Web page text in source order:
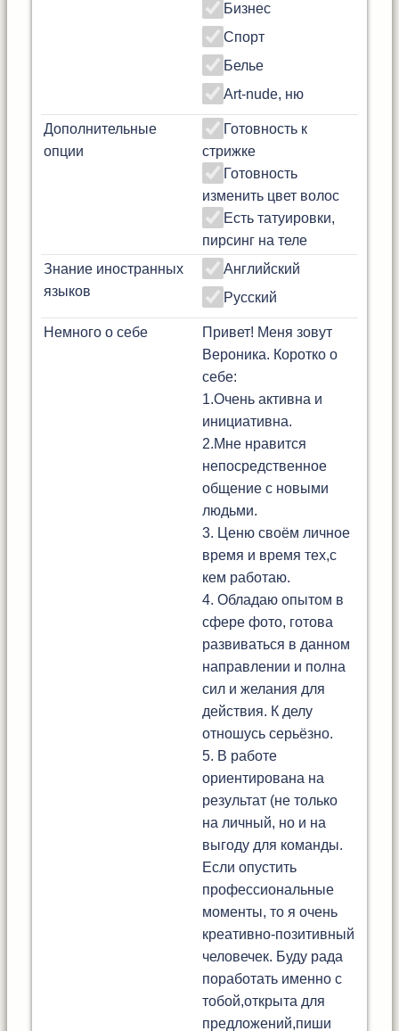
Бизнес
Спорт
Белье
Art-nude, ню
Дополнительные
опции
Готовность к
стрижке
Готовность
изменить цвет волос
Есть татуировки,
пирсинг на теле
Знание иностранных
языков
Английский
Русский
Немного о себе
Привет! Меня зовут
Вероника. Коротко о
себе:
1.Очень активна и
инициативна.
2.Мне нравится
непосредственное
общение с новыми
людьми.
3. Ценю своём личное
время и время тех,с
кем работаю.
4. Обладаю опытом в
сфере фото, готова
развиваться в данном
направлении и полна
сил и желания для
действия. К делу
отношусь серьёзно.
5. В работе
ориентирована на
результат (не только
на личный, но и на
выгоду для команды.
Если опустить
профессиональные
моменты, то я очень
креативно-позитивный
человечек. Буду рада
поработать именно с
тобой,открыта для
предложений,пиши